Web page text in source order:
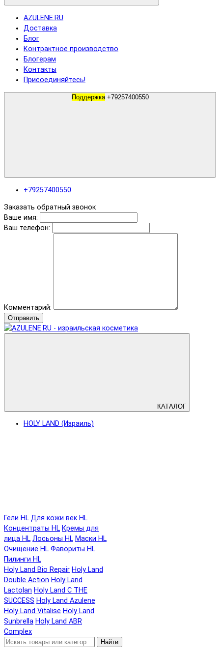
AZULENE.RU
Доставка
Блог
Контрактное производство
Блогерам
Контакты
Присоединяйтесь!
Поддержка +79257400550
+79257400550
Заказать обратный звонок
Ваше имя:
Ваш телефон:
Комментарий:
Отправить
КАТАЛОГ
HOLY LAND (Израиль)
Гели HL Для кожи век HL
Концентраты HL Кремы для
лица HL Лосьоны HL Маски HL
Очищение HL Фавориты HL
Пилинги HL
Holy Land Bio Repair Holy Land
Double Action Holy Land
Lactolan Holy Land C THE
SUCCESS Holy Land Azulene
Holy Land Vitalise Holy Land
Sunbrella Holy Land ABR
Complex
Найти